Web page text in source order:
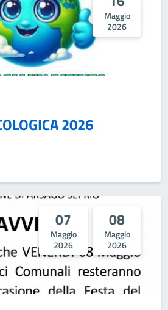
Maggio
2026
2026
2026 }
07
Maggio
2026
08
Maggio
2026